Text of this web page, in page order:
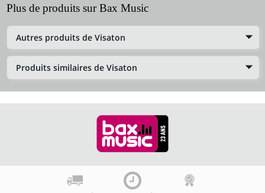
Plus de produits sur Bax Music
Autres produits de Visaton
Produits similaires de Visaton